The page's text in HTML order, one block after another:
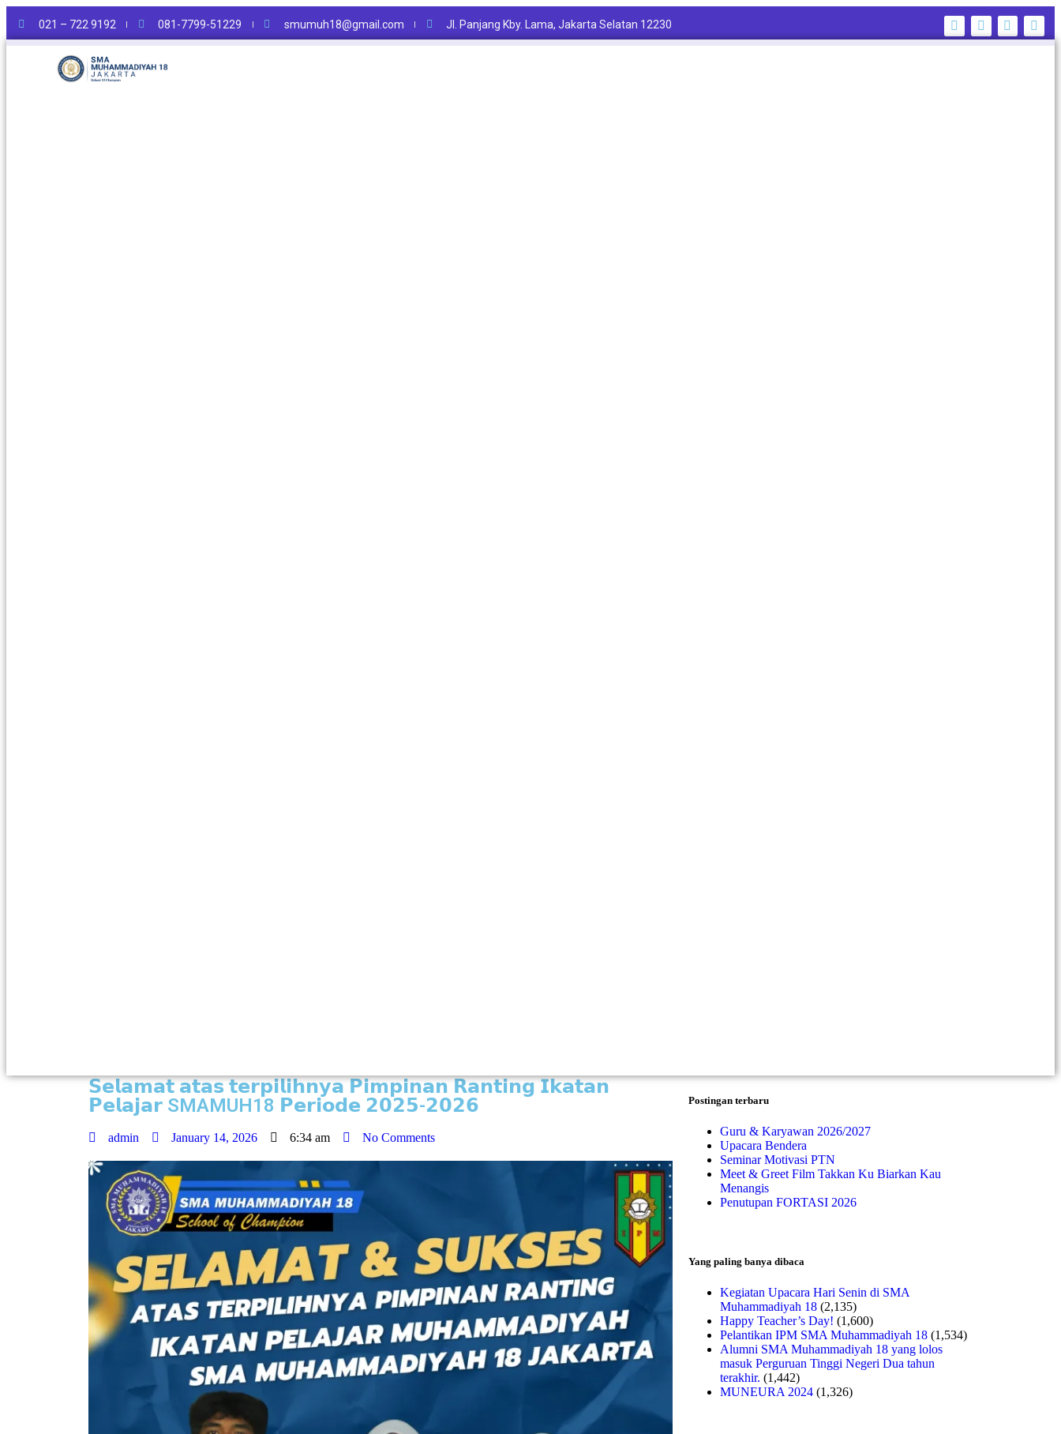
021 – 722 9192 081-7799-51229 smumuh18@gmail.com Jl. Panjang Kby. Lama, Jakarta Selatan 12230
𝗦𝗲𝗹𝗮𝗺𝗮𝘁 𝗮𝘁𝗮𝘀 𝘁𝗲𝗿𝗽𝗶𝗹𝗶𝗵𝗻𝘆𝗮 𝗣𝗶𝗺𝗽𝗶𝗻𝗮𝗻 𝗥𝗮𝗻𝘁𝗶𝗻𝗴 𝗜𝗸𝗮𝘁𝗮𝗻
𝗣𝗲𝗹𝗮𝗷𝗮𝗿 SMAMUH18 𝗣𝗲𝗿𝗶𝗼𝗱𝗲 𝟮𝟬𝟮𝟱-𝟮𝟬𝟮𝟲
admin January 14, 2026 6:34 am No Comments
Postingan terbaru
Guru & Karyawan 2026/2027
Upacara Bendera
Seminar Motivasi PTN
Meet & Greet Film Takkan Ku Biarkan Kau
Menangis
Penutupan FORTASI 2026
Yang paling banya dibaca
Kegiatan Upacara Hari Senin di SMA
Muhammadiyah 18 (2,135)
Happy Teacher’s Day! (1,600)
Pelantikan IPM SMA Muhammadiyah 18 (1,534)
Alumni SMA Muhammadiyah 18 yang lolos
masuk Perguruan Tinggi Negeri Dua tahun
terakhir. (1,442)
MUNEURA 2024 (1,326)